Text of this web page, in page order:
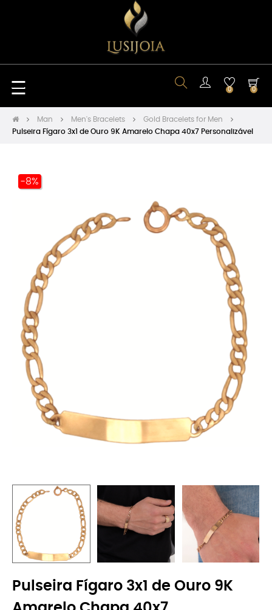
Toggle
navigation
☰ 0 0
Man Men's Bracelets
Gold Bracelets for Men
Pulseira Fígaro 3x1 de Ouro 9K Amarelo Chapa 40x7 Personalizável
-8%
Pulseira Fígaro 3x1 de Ouro 9K